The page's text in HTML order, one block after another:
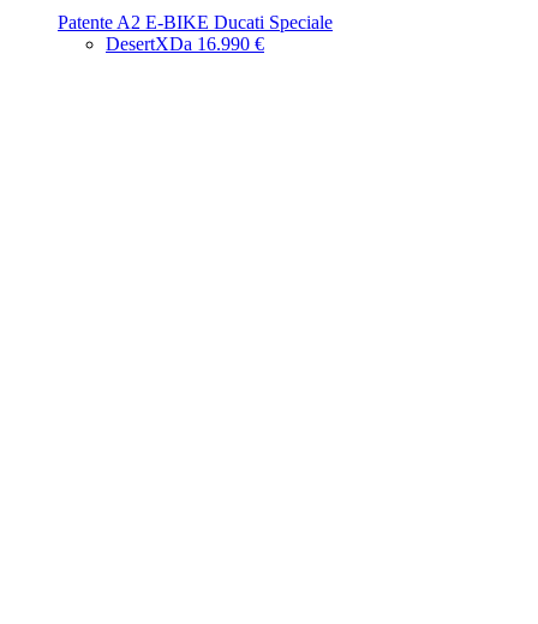
Patente A2 E-BIKE Ducati Speciale
DesertXDa 16.990 €